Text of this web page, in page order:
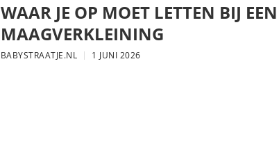
WAAR JE OP MOET LETTEN BIJ
MAAGVERKLEINING
BABYSTRAATJE.NL 1 JUNI 2026